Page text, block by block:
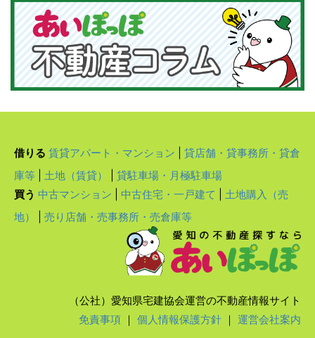
情報の取り扱いについての説明をご参照ください。
借りる 賃貸アパート・マンション
貸店舗・貸事務所・貸倉
庫等
土地（賃貸）
貸駐車場・月極駐車場
買う 中古マンション 中古住宅・一戸建て
土地購入（売
地）
売り店舗・売事務所・売倉庫等
（公社）愛知県宅建協会運営の不動産情報サイト
免責事項 ｜ 個人情報保護方針 ｜ 運営会社案内